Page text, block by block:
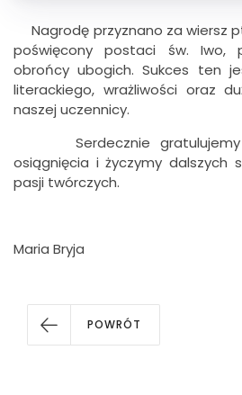
Nagrodę przyznano za wiersz
poświęcony postaci św. Iwo,
obrońcy ubogich. Sukces ten
literackiego, wrażliwości oraz
naszej uczennicy.
Serdecznie gratulujemy
osiągnięcia i życzymy dalszych
pasji twórczych.
Maria Bryja
POWRÓT